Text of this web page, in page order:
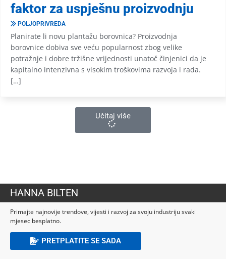
faktor za uspješnu proizvodnju
POLJOPRIVREDA
Planirate li novu plantažu borovnica? Proizvodnja
borovnice dobiva sve veću popularnost zbog velike
potražnje i dobre tržišne vrijednosti unatoč činjenici da je
kapitalno intenzivna s visokim troškovima razvoja i rada.
[…]
Učitaj više
HANNA BILTEN
Primajte najnovije trendove, vijesti i razvoj za svoju industriju svaki
mjesec besplatno.
PRETPLATITE SE SADA